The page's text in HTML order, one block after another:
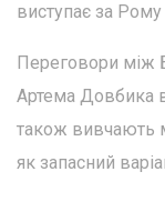
виступає за Рому
Переговори між
Артема Довбика
також вивчають
як запасний